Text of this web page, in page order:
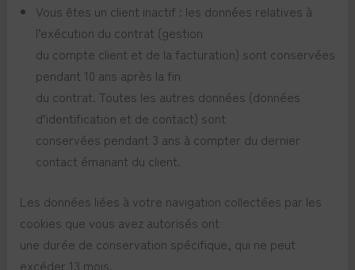
Vous êtes un client inactif : les données relatives à
l’exécution du contrat (gestion
du compte client et de la facturation) sont conservées
pendant 10 ans après la fin
du contrat. Toutes les autres données (données
d’identification et de contact) sont
conservées pendant 3 ans à compter du dernier
contact émanant du client.
Les données liées à votre navigation collectées par les
cookies que vous avez autorisés ont
une durée de conservation spécifique, qui ne peut
excéder 13 mois.